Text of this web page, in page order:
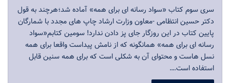
سری سوم کتاب «سواد رسانه ای برای همه» آماده شد؛هرچند به قول
دکتر حسین انتظامی -معاون وزارت ارشاد چاپ های مجدد با شمارگان
پایین کتاب در این روزگار جای پز دادن ندارد! سومین کتابم«سواد
رسانه ای برای همه» همانگونه که از نامش پیداست واقعا برای همه
نسل هاست و محتوای آن به شکلی است که برای همه سنین قابل
استفاده است.…